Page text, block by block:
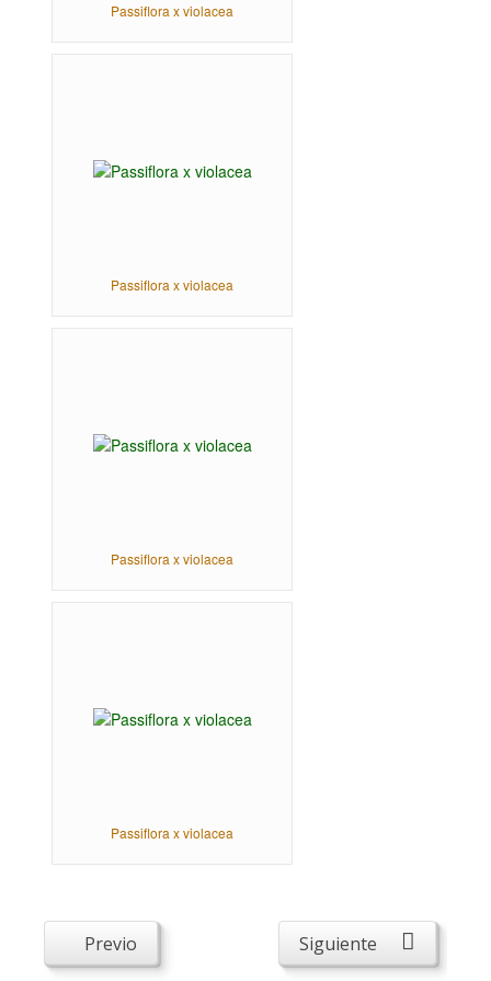
Passiflora x violacea
Passiflora x violacea
Passiflora x violacea
Passiflora x violacea
Previo Siguiente